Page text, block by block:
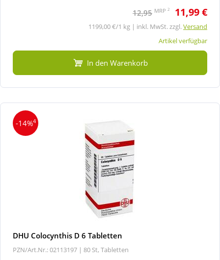
12,95 MRP 2 11,99 €
1199,00 €/1 kg | inkl. MwSt. zzgl.Versand
Artikel verfügbar
In den Warenkorb
-14%4
DHU Colocynthis D 6 Tabletten
PZN/Art.Nr.: 02113197 | 80 St, Tabletten